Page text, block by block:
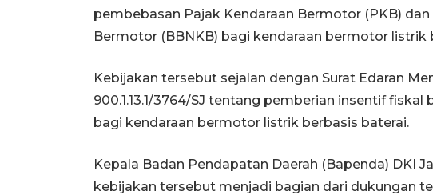
pembebasan Pajak Kendaraan Bermotor (PKB)
Bermotor (BBNKB) bagi kendaraan bermotor listrik
Kebijakan tersebut sejalan dengan Surat Edaran
900.1.13.1/3764/SJ tentang pemberian insentif
bagi kendaraan bermotor listrik berbasis baterai.
Kepala Badan Pendapatan Daerah (Bapenda) DKI
kebijakan tersebut menjadi bagian dari dukungan